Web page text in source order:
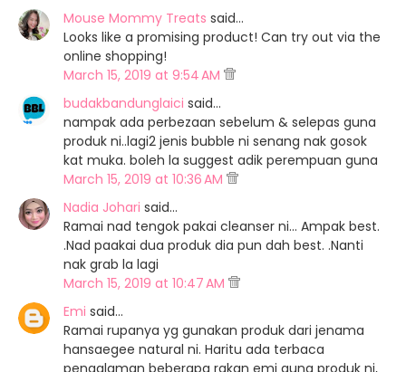
Mouse Mommy Treats said…
Looks like a promising product! Can try out via the
online shopping!
March 15, 2019 at 9:54 AM
budakbandunglaici said…
nampak ada perbezaan sebelum & selepas guna
produk ni..lagi2 jenis bubble ni senang nak gosok
kat muka. boleh la suggest adik perempuan guna
March 15, 2019 at 10:36 AM
Nadia Johari said…
Ramai nad tengok pakai cleanser ni... Ampak best.
.Nad paakai dua produk dia pun dah best. .Nanti
nak grab la lagi
March 15, 2019 at 10:47 AM
Emi said…
Ramai rupanya yg gunakan produk dari jenama
hansaegee natural ni. Haritu ada terbaca
pengalaman beberapa rakan emi guna produk ni,